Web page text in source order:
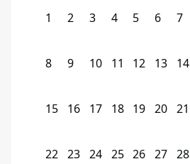
1 2 3 4 5 6 7
8 9 10 11 12 13 14
15 16 17 18 19 20 21
22 23 24 25 26 27 28